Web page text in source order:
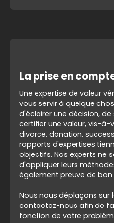
La prise en
Une expertise de valeur
vous servir à quelque
d'éclairer une décision,
certifier une valeur, vis-à-
divorce, donation,
rapports d'expertises
objectifs. Nos experts ne
d'appliquer leurs
également preuve de bon
Nous nous déplaçons sur
contactez-nous afin de
fonction de votre